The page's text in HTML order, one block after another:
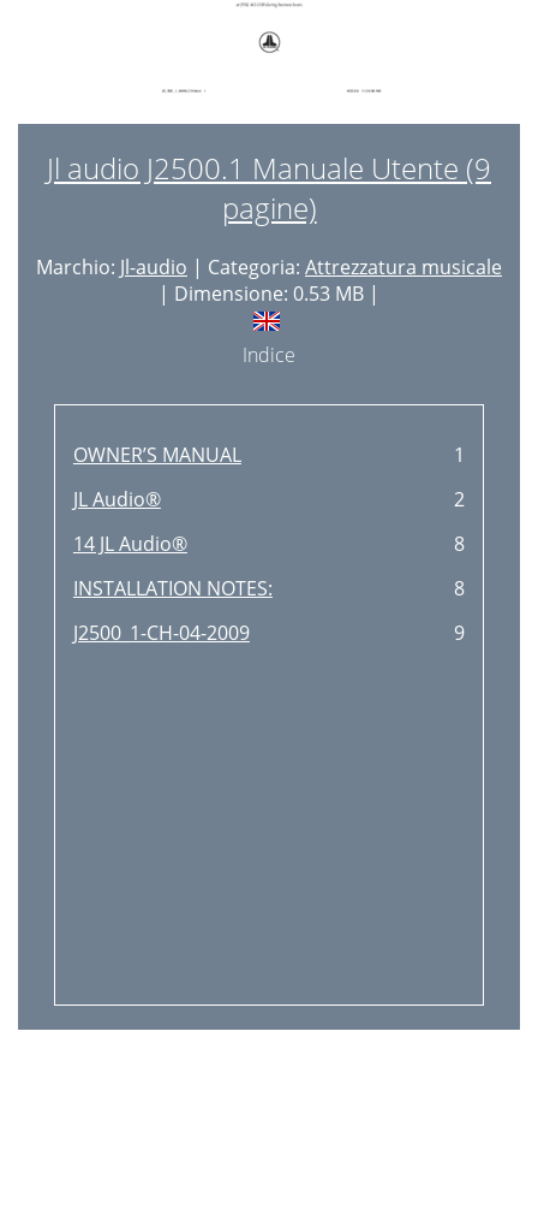
Jl audio J2500.1 Manuale Utente (9
pagine)
Marchio: Jl-audio | Categoria: Attrezzatura musicale
| Dimensione: 0.53 MB |
Indice
OWNER’S MANUAL
1
JL Audio®
2
14 JL Audio®
8
INSTALLATION NOTES:
8
J2500_1-CH-04-2009
9